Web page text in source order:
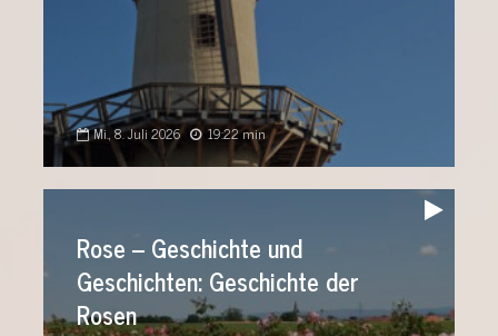
Mi., 8. Juli 2026 19:22 min
Audio-
Player
Rose – Geschichte und
Geschichten: Geschichte der
Rosen